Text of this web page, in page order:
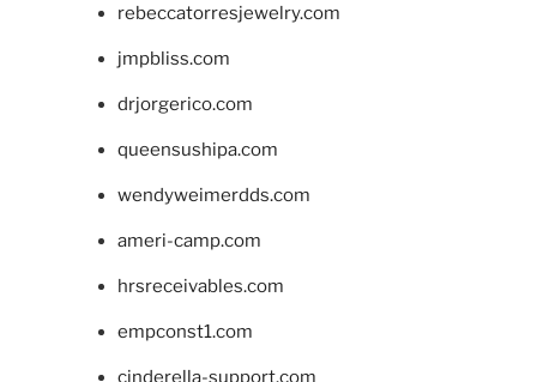
rebeccatorresjewelry.com
jmpbliss.com
drjorgerico.com
queensushipa.com
wendyweimerdds.com
ameri-camp.com
hrsreceivables.com
empconst1.com
cinderella-support.com